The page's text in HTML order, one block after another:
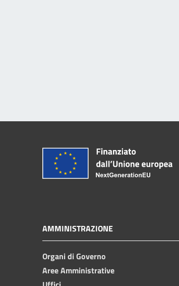
AMMINISTRAZIONE
Organi di Governo
Aree Amministrative